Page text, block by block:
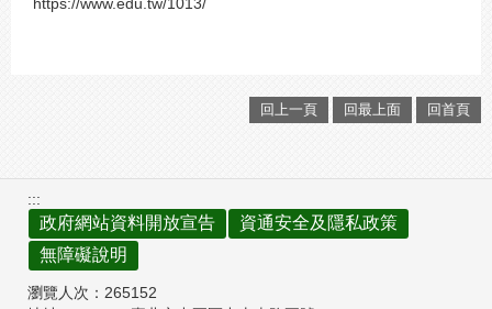
https://www.edu.tw/1013/
回上一頁 回最上面 回首頁
:::
政府網站資料開放宣告
資通安全及隱私政策
無障礙說明
瀏覽人次： 265152